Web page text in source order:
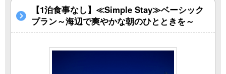
【1泊食事なし】≪Simple Stay≫ベーシック
プラン～海辺で爽やかな朝のひとときを～